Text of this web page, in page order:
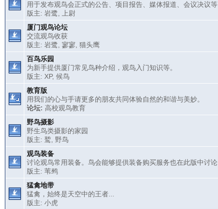
用于发布观鸟会正式的公告、项目报告、媒体报道、会议决议
版主: 岩鹭
上尉
厦门观鸟论坛
交流观鸟收获
版主: 岩鹭 寥寥, 猫头鹰
百鸟乐园
为新手提供厦门常见鸟种介绍，观鸟入门知识等。
版主: XP, 候鸟
教育版
用我们的心与手请更多的朋友共同体验自然的和谐与美妙。
论坛: 高校观鸟教育
野鸟摄影
野生鸟类摄影的家园
版主: 鹫, 野鸟
观鸟装备
讨论观鸟常用装备。鸟会能够提供装备购买服务也在此版中讨
版主: 苇鹀
猛禽地带
猛禽，始终是天空中的王者...
版主: 小虎